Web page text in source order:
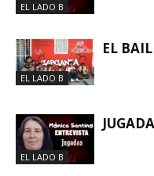
EL LADO B
EL LADO B
EL
EL LADO B